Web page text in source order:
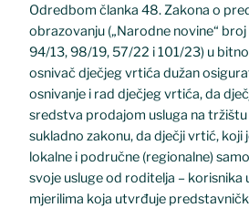
Odredbom članka 48. Zakona o
obrazovanju („Narodne novine“
94/13, 98/19, 57/22 i 101/23) u
osnivač dječjeg vrtića dužan
osnivanje i rad dječjeg vrtića, da
sredstva prodajom usluga na tržištu
sukladno zakonu, da dječji vrtić, koji
lokalne i područne (regionalne)
svoje usluge od roditelja – korisnika
mjerilima koja utvrđuje